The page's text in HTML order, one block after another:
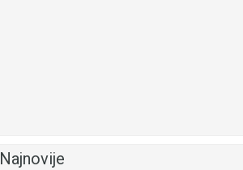
Najnovije